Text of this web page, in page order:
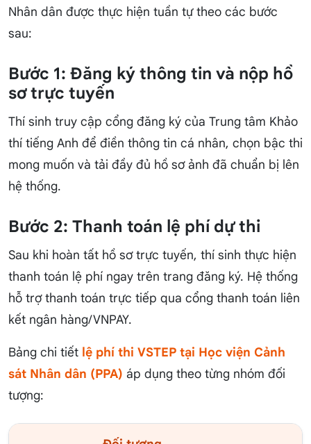
Nhân dân được thực hiện tuần tự theo các bước
sau:
Bước 1: Đăng ký thông tin và nộp hồ
sơ trực tuyến
Thí sinh truy cập cổng đăng ký của Trung tâm Khảo
thí tiếng Anh để điền thông tin cá nhân, chọn bậc thi
mong muốn và tải đầy đủ hồ sơ ảnh đã chuẩn bị lên
hệ thống.
Bước 2: Thanh toán lệ phí dự thi
Sau khi hoàn tất hồ sơ trực tuyến, thí sinh thực hiện
thanh toán lệ phí ngay trên trang đăng ký. Hệ thống
hỗ trợ thanh toán trực tiếp qua cổng thanh toán liên
kết ngân hàng/VNPAY.
Bảng chi tiết lệ phí thi VSTEP tại Học viện Cảnh
sát Nhân dân (PPA) áp dụng theo từng nhóm đối
tượng: